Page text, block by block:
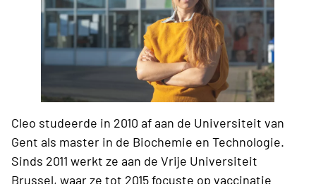
Cleo studeerde in 2010 af aan de Universiteit van
Gent als master in de Biochemie en Technologie.
Sinds 2011 werkt ze aan de Vrije Universiteit
Brussel, waar ze tot 2015 focuste op vaccinatie